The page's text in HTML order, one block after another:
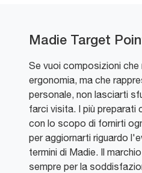
Madie Target
Se vuoi composizioni che
ergonomia, ma che
personale, non lasciarti
farci visita. I più preparati
con lo scopo di fornirti
per aggiornarti riguardo
termini di Madie. Il
sempre per la